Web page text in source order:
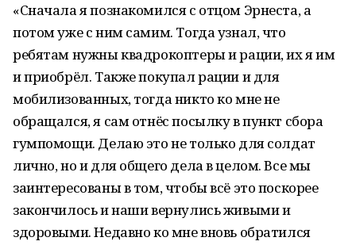
«Сначала я познакомился с отцом Эрнеста, а
потом уже с ним самим. Тогда узнал, что
ребятам нужны квадрокоптеры и рации, их я им
и приобрёл. Также покупал рации и для
мобилизованных, тогда никто ко мне не
обращался, я сам отнёс посылку в пункт сбора
гумпомощи. Делаю это не только для солдат
лично, но и для общего дела в целом. Все мы
заинтересованы в том, чтобы всё это поскорее
закончилось и наши вернулись живыми и
здоровыми. Недавно ко мне вновь обратился